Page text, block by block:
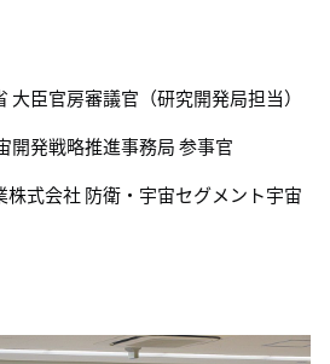
臣官房審議官（研究開発局担当）
発戦略推進事務局 参事官
式会社 防衛・宇宙セグメント宇宙